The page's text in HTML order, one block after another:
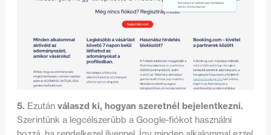
5. Ezután válaszd ki, hogyan szeretnél bejelentkezni.
Szerintünk a legcélszerűbb a Google-fiókot használni